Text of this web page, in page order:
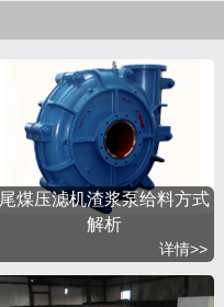
尾煤压滤机渣浆泵给料方式
解析
详情>>